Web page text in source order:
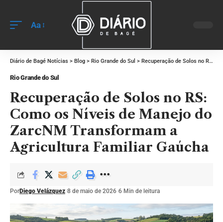
Aa
Diário de Bagé Notícias > Blog > Rio Grande do Sul > Recuperação de Solos no RS: Como os Níveis de Manejo do ZarcNM Transformam a Agricultura Familiar Gaúcha
Rio Grande do Sul
Recuperação de Solos no RS:
Como os Níveis de Manejo do
ZarcNM Transformam a
Agricultura Familiar Gaúcha
PorDiego Velázquez 8 de maio de 2026 6 Min de leitura